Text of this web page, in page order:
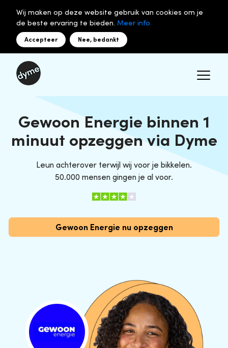
Wij maken op deze website gebruik van cookies om je
de beste ervaring te bieden. Meer info.
Accepteer Nee, bedankt
Gewoon Energie binnen 1
minuut opzeggen via Dyme
Leun achterover terwijl wij voor je bikkelen.
50.000 mensen gingen je al voor.
Gewoon Energie nu opzeggen